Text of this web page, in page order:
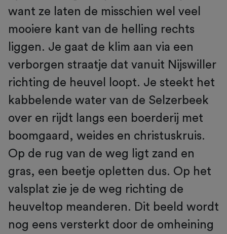
want ze laten de misschien wel veel
mooiere kant van de helling rechts
liggen. Je gaat de klim aan via een
verborgen straatje dat vanuit Nijswiller
richting de heuvel loopt. Je steekt het
kabbelende water van de Selzerbeek
over en rijdt langs een boerderij met
boomgaard, weides en christuskruis.
Op de rug van de weg ligt zand en
gras, een beetje opletten dus. Op het
valsplat zie je de weg richting de
heuveltop meanderen. Dit beeld wordt
nog eens versterkt door de omheining